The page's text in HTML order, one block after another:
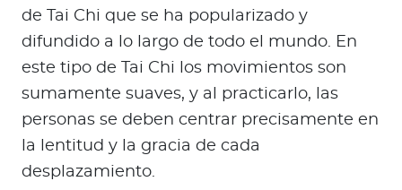
de Tai Chi que se ha popularizado y
difundido a lo largo de todo el mundo. En
este tipo de Tai Chi los movimientos son
sumamente suaves, y al practicarlo, las
personas se deben centrar precisamente en
la lentitud y la gracia de cada
desplazamiento.